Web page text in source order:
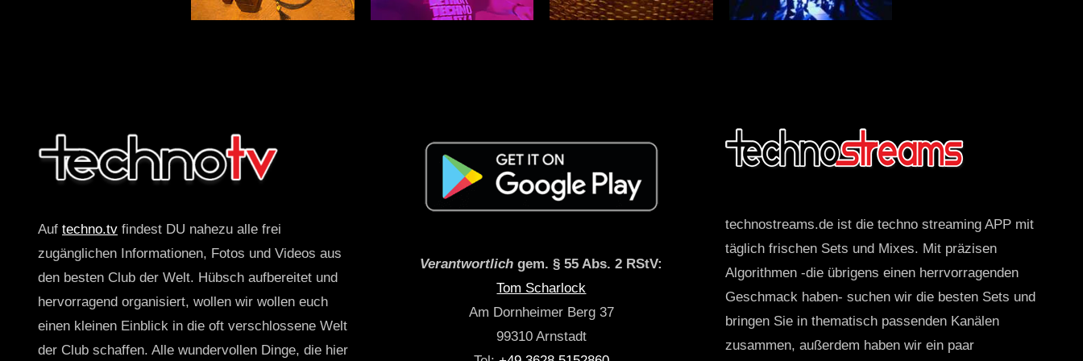
Auf techno.tv findest DU nahezu alle frei
zugänglichen Informationen, Fotos und Videos aus
den besten Club der Welt. Hübsch aufbereitet und
hervorragend organisiert, wollen wir wollen euch
einen kleinen Einblick in die oft verschlossene Welt
der Club schaffen. Alle wundervollen Dinge, die hier
Verantwortlich gem. § 55 Abs. 2 RStV:
Tom Scharlock
Am Dornheimer Berg 37
99310 Arnstadt
technostreams.de ist die techno streaming APP mit
täglich frischen Sets und Mixes. Mit präzisen
Algorithmen -die übrigens einen herrvorragenden
Geschmack haben- suchen wir die besten Sets und
bringen Sie in thematisch passenden Kanälen
zusammen, außerdem haben wir ein paar